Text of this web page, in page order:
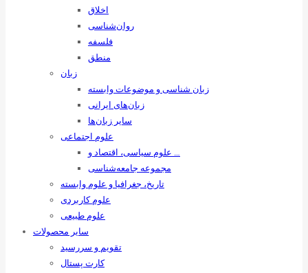
اخلاق
روان‌شناسی
فلسفه
منطق
زبان
زبان ‌شناسی و موضوعات وابسته
زبان‌های ایرانی
سایر زبان‌ها
علوم اجتماعی
علوم سیاسی، اقتصاد و …
مجموعه جامعه‌شناسی
تاریخ، جغرافیا و علوم وابسته
علوم کاربردی
علوم طبیعی
سایر محصولات
تقویم و سررسید
کارت پستال